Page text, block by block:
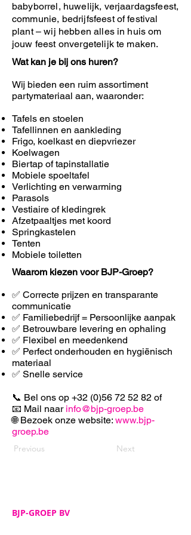
babyborrel, huwelijk, verjaardagsfeest,
communie, bedrijfsfeest of festival
plant – wij hebben alles in huis om
jouw feest onvergetelijk te maken.
Wat kan je bij ons huren?
Wij bieden een ruim assortiment
partymateriaal aan, waaronder:
Tafels en stoelen
Tafellinnen en aankleding
Frigo, koelkast en diepvriezer
Koelwagen
Biertap of tapinstallatie
Mobiele spoeltafel
Verlichting en verwarming
Parasols
Vestiaire of kledingrek
Afzetpaaltjes met koord
Springkastelen
Tenten
Mobiele toiletten
Waarom kiezen voor BJP-Groep?
✅ Correcte prijzen en transparante
communicatie
✅ Familiebedrijf = Persoonlijke aanpak
✅ Betrouwbare levering en ophaling
✅ Flexibel en meedenkend
✅ Perfect onderhouden en hygiënisch
materiaal
✅ Snelle service
📞 Bel ons op +32 (0)56 72 52 82 of
📧 Mail naar info@bjp-groep.be
🌐 Bezoek onze website: www.bjp-
groep.be
Previous Next
BJP-GROEP BV